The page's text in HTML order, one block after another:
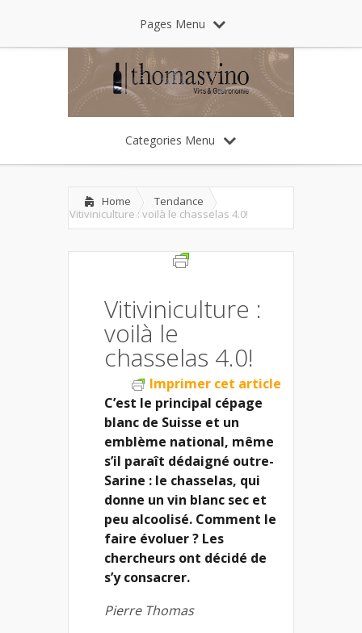
Pages Menu
Categories Menu
Home
Tendance
Vitiviniculture : voilà le chasselas 4.0!
Vitiviniculture :
voilà le
chasselas 4.0!
Imprimer cet article
C’est le principal cépage
blanc de Suisse et un
emblème national, même
s’il paraît dédaigné outre-
Sarine : le chasselas, qui
donne un vin blanc sec et
peu alcoolisé. Comment le
faire évoluer ? Les
chercheurs ont décidé de
s’y consacrer.
Pierre Thomas